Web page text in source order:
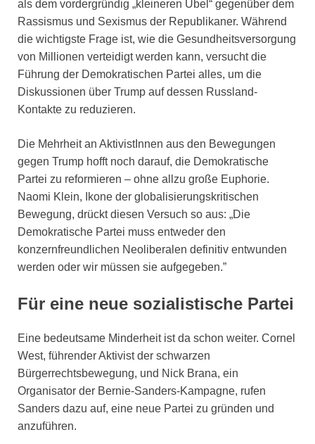
als dem vordergründig „kleineren Übel“ gegenüber dem
Rassismus und Sexismus der Republikaner. Während
die wichtigste Frage ist, wie die Gesundheitsversorgung
von Millionen verteidigt werden kann, versucht die
Führung der Demokratischen Partei alles, um die
Diskussionen über Trump auf dessen Russland-
Kontakte zu reduzieren.
Die Mehrheit an AktivistInnen aus den Bewegungen
gegen Trump hofft noch darauf, die Demokratische
Partei zu reformieren – ohne allzu große Euphorie.
Naomi Klein, Ikone der globalisierungskritischen
Bewegung, drückt diesen Versuch so aus: „Die
Demokratische Partei muss entweder den
konzernfreundlichen Neoliberalen definitiv entwunden
werden oder wir müssen sie aufgegeben.”
Für eine neue sozialistische Partei
Eine bedeutsame Minderheit ist da schon weiter. Cornel
West, führender Aktivist der schwarzen
Bürgerrechtsbewegung, und Nick Brana, ein
Organisator der Bernie-Sanders-Kampagne, rufen
Sanders dazu auf, eine neue Partei zu gründen und
anzuführen.